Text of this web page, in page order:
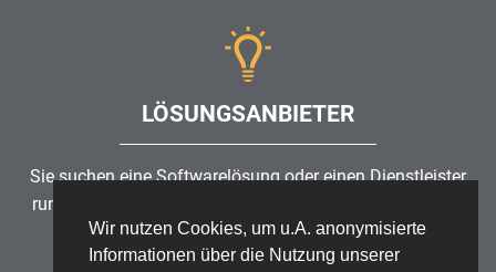
Wir nutzen Cookies, um u.A. anonymisierte
Informationen über die Nutzung unserer
LÖSUNGSANBIETER
Sie suchen eine Softwarelösung oder einen Dienstleister
rund um die Themen
ISMS?